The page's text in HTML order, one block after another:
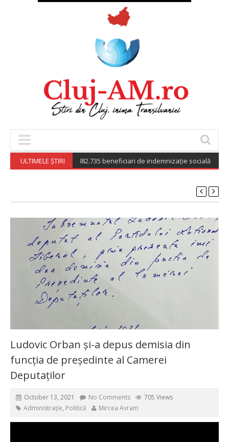
ULTIMELE ȘTIRI
Publice (CNPP): 882.735 beneficiari de indemnizație socială pentru
Ludovic Orban și-a depus demisia din
funcția de președinte al Camerei
Deputaților
October 13, 2021 No Comments
705 Views
Administrație, Politică Mircea Avram